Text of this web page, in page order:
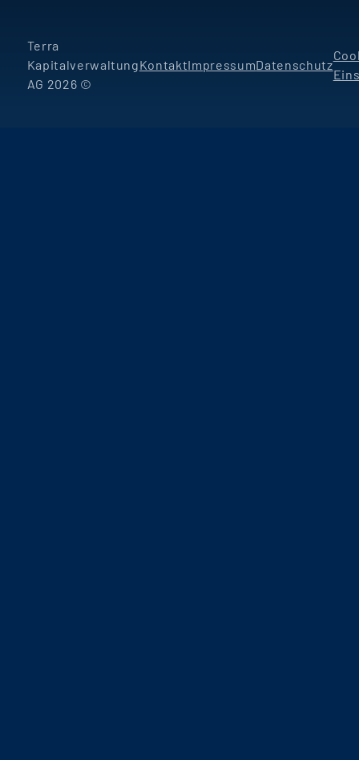
Terra
Kapitalverwaltung
AG 2026 ©
KontaktImpressumDatenschutz